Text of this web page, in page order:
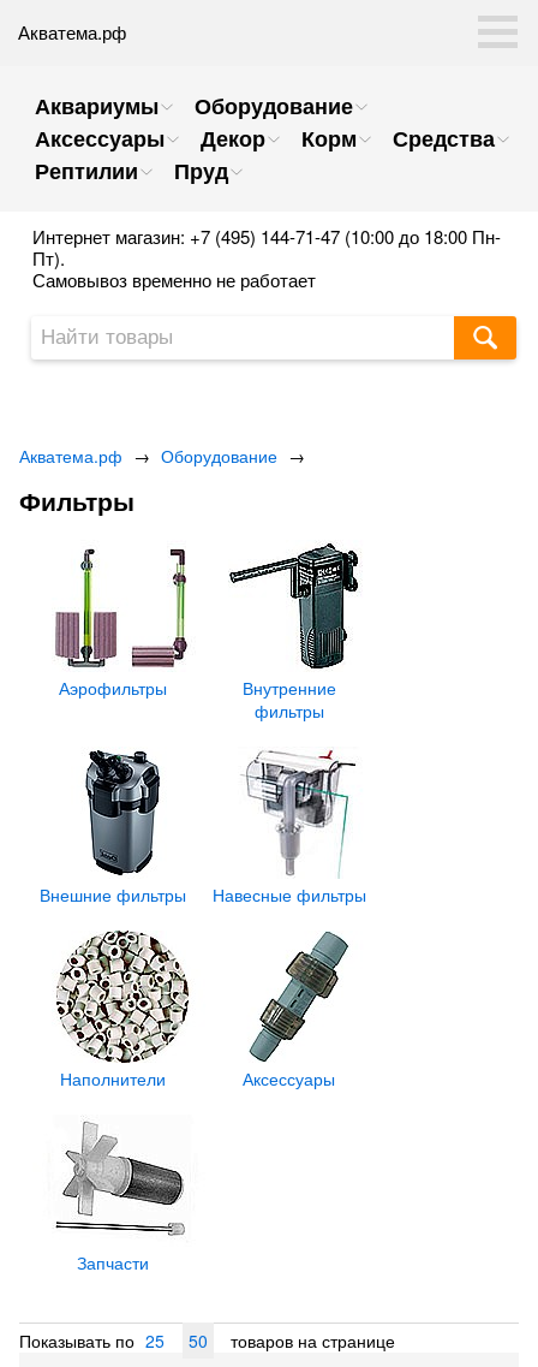
Акватема.рф
Аквариумы
Оборудование
Аксессуары
Декор Корм
Средства
Рептилии
Пруд
Интернет магазин: +7 (495) 144-71-47 (10:00 до 18:00 Пн-
Пт).
Самовывоз временно не работает
Акватема.рф → Оборудование →
Фильтры
Аэрофильтры
Внутренние
фильтры
Внешние фильтры Навесные фильтры
Наполнители Аксессуары
Запчасти
Показывать по 25 50 товаров на странице